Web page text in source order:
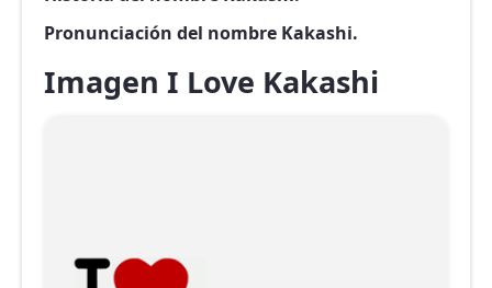
Pronunciación del nombre Kakashi.
Imagen I Love Kakashi